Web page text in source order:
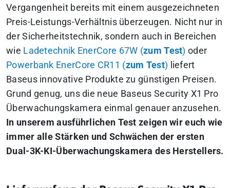
Vergangenheit bereits mit einem ausgezeichneten
Preis-Leistungs-Verhältnis überzeugen. Nicht nur in
der Sicherheitstechnik, sondern auch in Bereichen
wie Ladetechnik EnerCore 67W (zum Test) oder
Powerbank EnerCore CR11 (zum Test) liefert
Baseus innovative Produkte zu günstigen Preisen.
Grund genug, uns die neue Baseus Security X1 Pro
Überwachungskamera einmal genauer anzusehen.
In unserem ausführlichen Test zeigen wir euch wie
immer alle Stärken und Schwächen der ersten
Dual-3K-KI-Überwachungskamera des Herstellers.